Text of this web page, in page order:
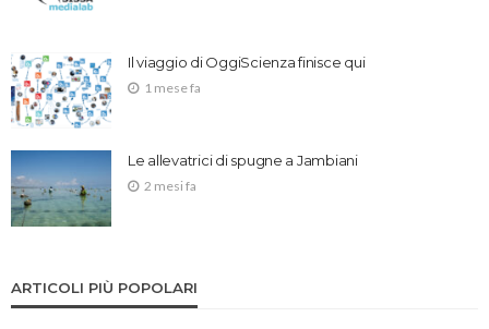
Il viaggio di OggiScienza finisce qui
1 mese fa
Le allevatrici di spugne a Jambiani
2 mesi fa
ARTICOLI PIÙ POPOLARI